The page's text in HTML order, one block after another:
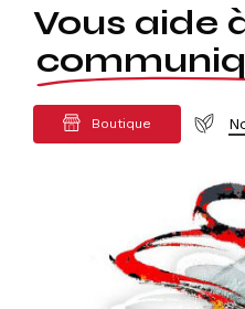
Vous aide
Boutique